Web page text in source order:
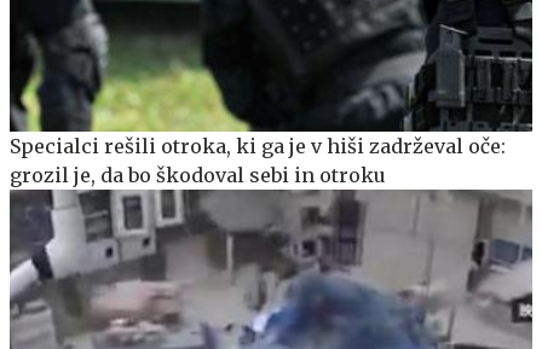
Specialci rešili otroka, ki ga je v hiši zadrževal oče:
grozil je, da bo škodoval sebi in otroku